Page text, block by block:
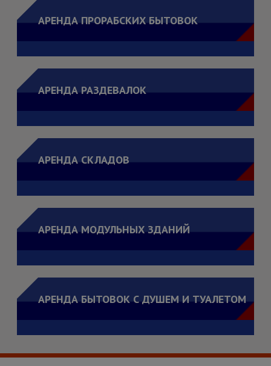
АРЕНДА ПРОРАБСКИХ БЫТОВОК
АРЕНДА РАЗДЕВАЛОК
АРЕНДА СКЛАДОВ
АРЕНДА МОДУЛЬНЫХ ЗДАНИЙ
АРЕНДА БЫТОВОК С ДУШЕМ И ТУАЛЕТОМ